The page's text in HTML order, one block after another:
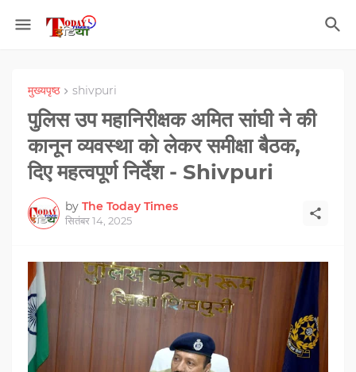
मुख्यपृष्ठ shivpuri
पुलिस उप महानिरीक्षक अमित सांघी ने की
कानून व्यवस्था को लेकर समीक्षा बैठक,
दिए महत्वपूर्ण निर्देश - Shivpuri
by The Today Times
सितंबर 14, 2025